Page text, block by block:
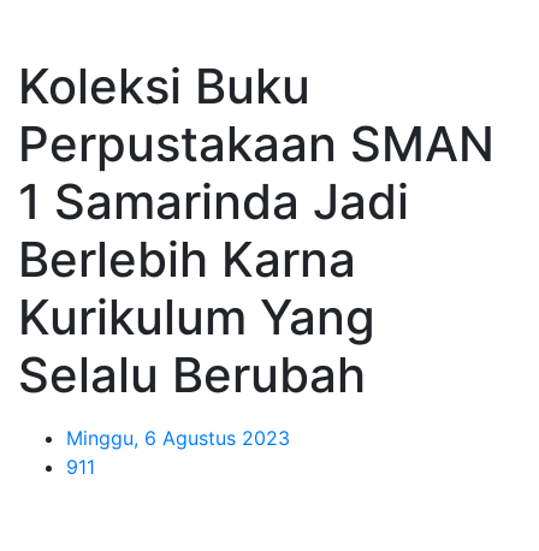
Koleksi Buku
Perpustakaan SMAN
1 Samarinda Jadi
Berlebih Karna
Kurikulum Yang
Selalu Berubah
Minggu, 6 Agustus 2023
911